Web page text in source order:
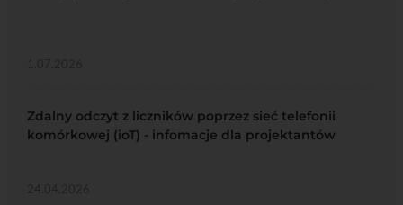
Zdalny odczyt z liczników poprzez sieć telefonii
komórkowej (ioT) - infomacje dla projektantów